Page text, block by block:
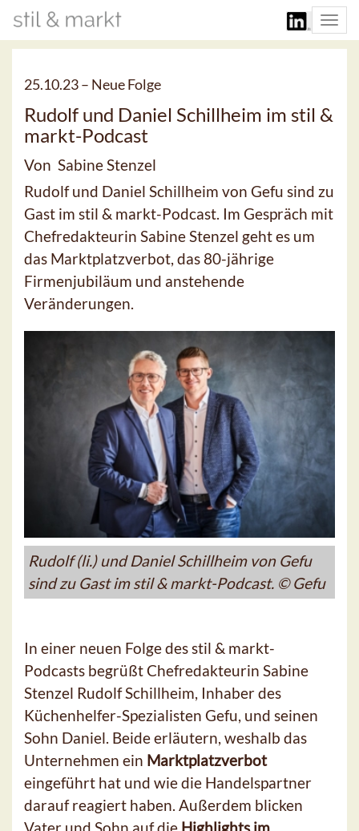
25.10.23 – Neue Folge
Rudolf und Daniel Schillheim im stil &
markt-Podcast
Von Sabine Stenzel
Rudolf und Daniel Schillheim von Gefu sind zu
Gast im stil & markt-Podcast. Im Gespräch mit
Chefredakteurin Sabine Stenzel geht es um
das Marktplatzverbot, das 80-jährige
Firmenjubiläum und anstehende
Veränderungen.
Rudolf (li.) und Daniel Schillheim von Gefu
sind zu Gast im stil & markt-Podcast. © Gefu
In einer neuen Folge des stil & markt-
Podcasts begrüßt Chefredakteurin Sabine
Stenzel Rudolf Schillheim, Inhaber des
Küchenhelfer-Spezialisten Gefu, und seinen
Sohn Daniel. Beide erläutern, weshalb das
Unternehmen ein Marktplatzverbot
eingeführt hat und wie die Handelspartner
darauf reagiert haben. Außerdem blicken